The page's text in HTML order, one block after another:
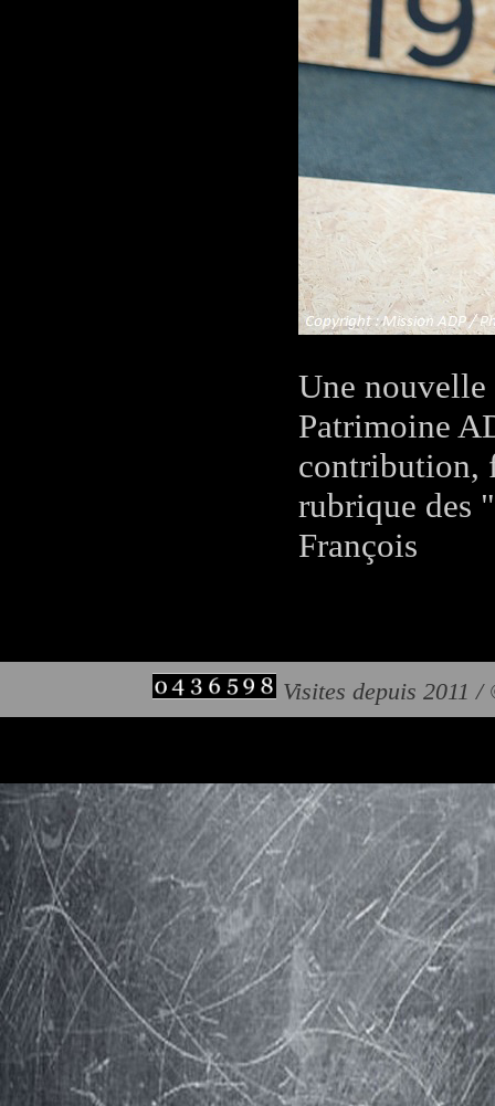
Une nouvelle
Patrimoine
contribution,
rubrique des
François
Visites depuis 2011